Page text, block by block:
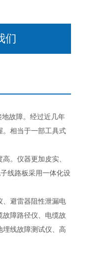
们
故障。经过近几年
。相当于一部工具式
。仪器更加皮实、
线路板采用一体化设
、避雷器阻性泄漏电
障路径仪、电缆故
线故障测试仪、高